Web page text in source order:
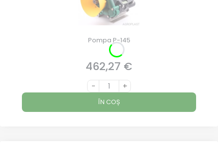
Pompa P-145
Preț
462,27 €
- +
ÎN COȘ